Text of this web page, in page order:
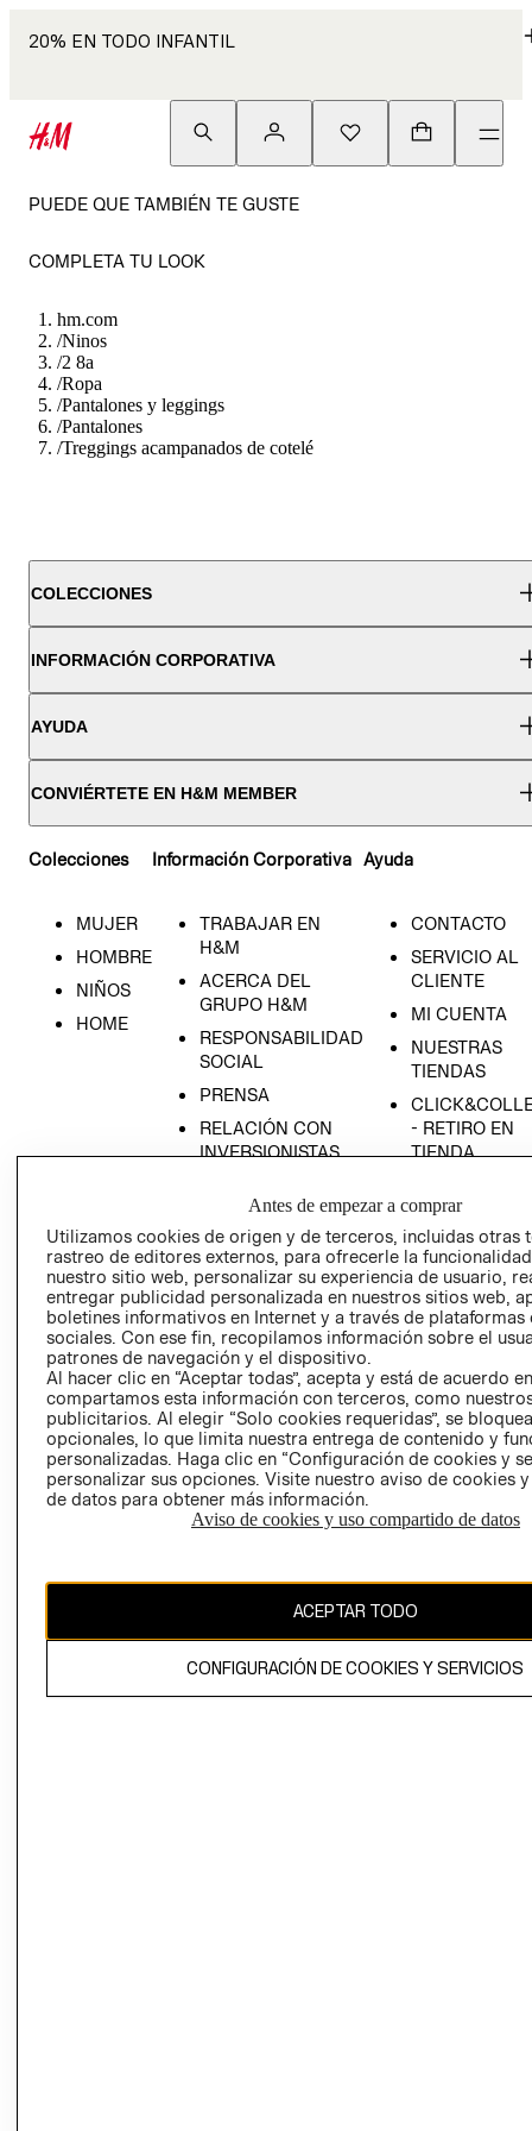
20% EN TODO INFANTIL
PUEDE QUE TAMBIÉN TE GUSTE
COMPLETA TU LOOK
hm.com
/Ninos
/2 8a
/Ropa
/Pantalones y leggings
/Pantalones
/Treggings acampanados de cotelé
COLECCIONES
INFORMACIÓN CORPORATIVA
AYUDA
CONVIÉRTETE EN H&M MEMBER
Colecciones
MUJER
HOMBRE
NIÑOS
HOME
Información Corporativa
TRABAJAR EN
H&M
ACERCA DEL
GRUPO H&M
RESPONSABILIDAD
SOCIAL
PRENSA
RELACIÓN CON
INVERSIONISTAS
EMPRESARIAL
Ayuda
CONTACTO
SERVICIO AL
CLIENTE
MI CUENTA
NUESTRAS
TIENDAS
- RETIRO EN
TIENDA
CONDICIONES
AVISO DE
PRIVACIDAD
GIFT CARD
AVISO DE
El contenido de esta página web está protegido por copyright y es
Antes de empezar a comprar
Utilizamos cookies de origen y de terceros, incluidas otras
rastreo de editores externos, para ofrecerle la
nuestro sitio web, personalizar su experiencia de usuario,
entregar publicidad personalizada en nuestros sitios web,
boletines informativos en Internet y a través de plataformas
sociales. Con ese fin, recopilamos información sobre el
patrones de navegación y el dispositivo.
Al hacer clic en “Aceptar todas”, acepta y está de acuerdo
compartamos esta información con terceros, como
publicitarios. Al elegir “Solo cookies requeridas”, se
opcionales, lo que limita nuestra entrega de contenido y
personalizadas. Haga clic en “Configuración de cookies y
personalizar sus opciones. Visite nuestro aviso de cookies
de datos para obtener más información.
Aviso de cookies y uso compartido de datos
ACEPTAR TODO
CONFIGURACIÓN DE COOKIES Y SERVICIOS